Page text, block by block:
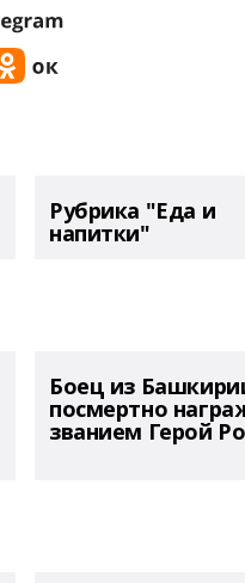
Рубрика "Еда и
напитки"
Боец из
посмертно
званием Герой